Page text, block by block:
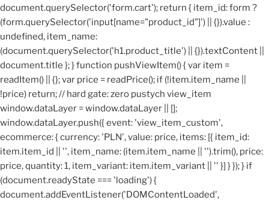
document.querySelector('form.cart'); return { item_id: form ?
(form.querySelector('input[name="product_id"]') || {}).value :
undefined, item_name:
(document.querySelector('h1.product_title') || {}).textContent ||
document.title }; } function pushViewItem() { var item =
readItem() || {}; var price = readPrice(); if (!item.item_name ||
!price) return; // hard gate: zero pustych view_item
window.dataLayer = window.dataLayer || [];
window.dataLayer.push({ event: 'view_item_custom',
ecommerce: { currency: 'PLN', value: price, items: [{ item_id:
item.item_id || '', item_name: (item.item_name || '').trim(), price:
price, quantity: 1, item_variant: item.item_variant || '' }] } }); } if
(document.readyState === 'loading') {
document.addEventListener('DOMContentLoaded',